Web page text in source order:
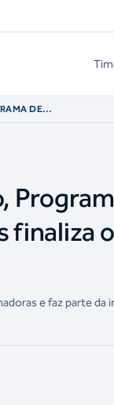
DE
finaliza
e faz parte